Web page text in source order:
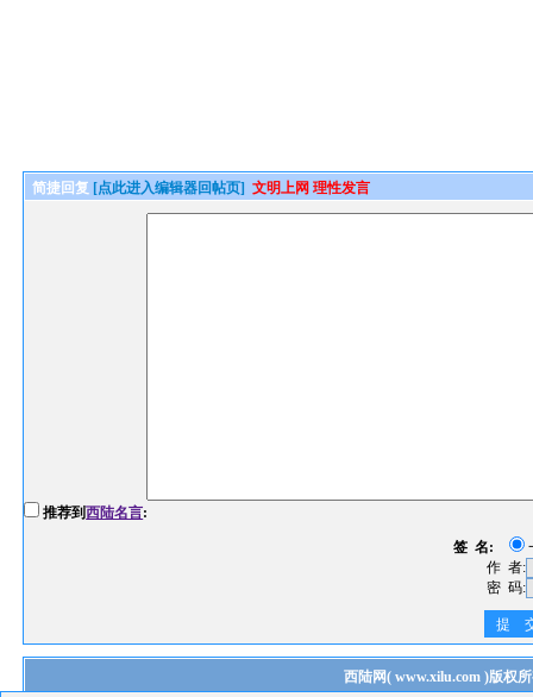
简捷回复 [点此进入编辑器回帖页] 文明上网 理性发言
推荐到西陆名言:
签 名:
作 者:
密 码:
提
西陆网( www.xilu.com)版权